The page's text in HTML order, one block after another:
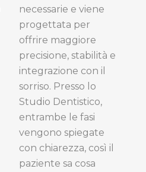
necessarie e viene
progettata per
offrire maggiore
precisione, stabilità e
integrazione con il
sorriso. Presso lo
Studio Dentistico,
entrambe le fasi
vengono spiegate
con chiarezza, così il
paziente sa cosa